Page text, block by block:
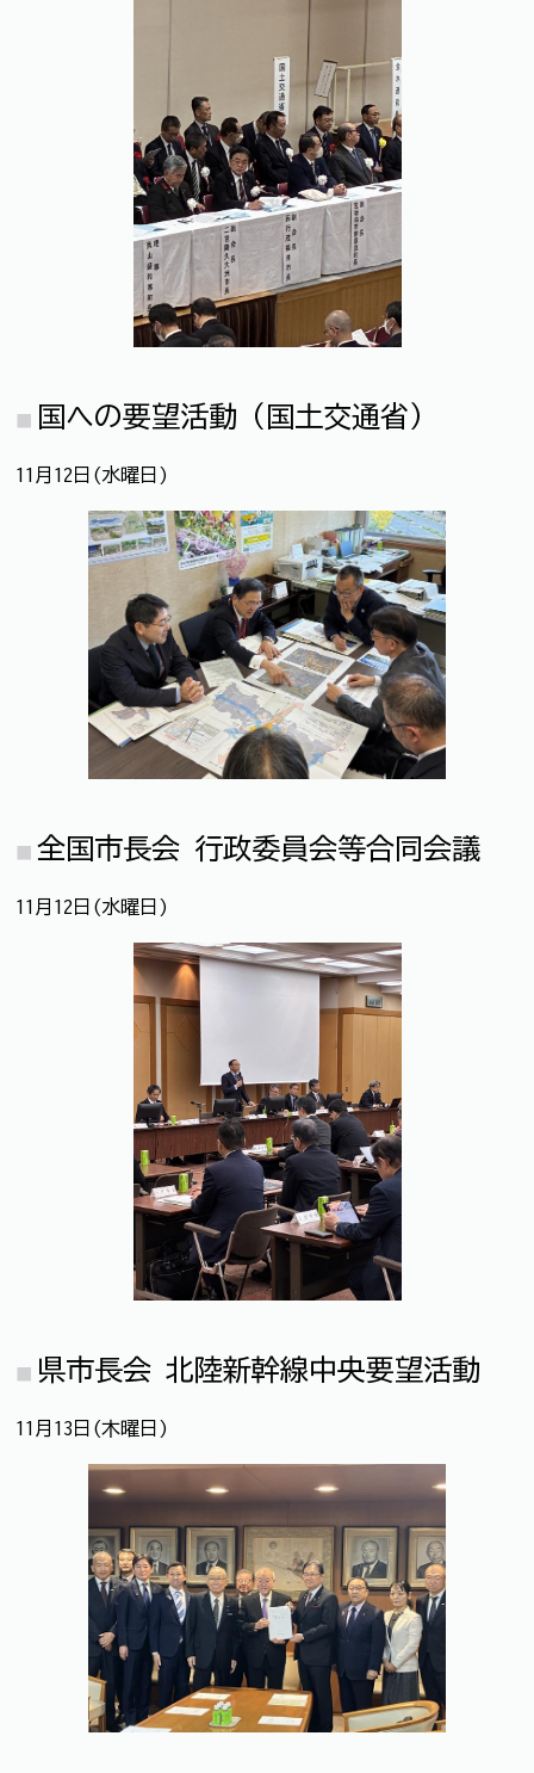
国への要望活動（国土交通省）
11月12日(水曜日)
全国市長会 行政委員会等合同会議
11月12日(水曜日)
県市長会 北陸新幹線中央要望活動
11月13日(木曜日)